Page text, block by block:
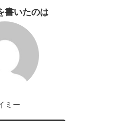
書いたのは
ミー